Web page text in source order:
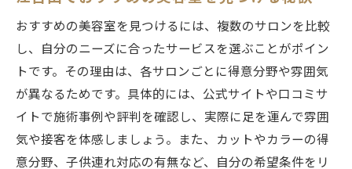
予約不要で通える美容室のメリットと注意
点
急な用事でも安心な美容室の魅力を紹介
予約なしで対応できる美容室の選び方
忙しい生活に便利な美容室サービスとは
江古田で予約不要の美容室が選ばれる理由
おすすめの美容室を見つけるには、複数のサロンを比較
し、自分のニーズに合ったサービスを選ぶことがポイン
トです。その理由は、各サロンごとに得意分野や雰囲気
が異なるためです。具体的には、公式サイトや口コミサ
イトで施術事例や評判を確認し、実際に足を運んで雰囲
気や接客を体感しましょう。また、カットやカラーの得
意分野、子供連れ対応の有無など、自分の希望条件をリ